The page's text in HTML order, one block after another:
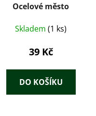
Ocelové město
Skladem (1 ks)
39 Kč
DO KOŠÍKU